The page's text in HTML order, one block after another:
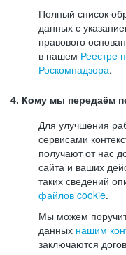
Полный список
данных с
правового
в нашем Реестре
Роскомнадзора.
4. Кому мы передаём
Для улучшения
сервисами
получают от нас
сайта и ваших
таких сведений
файлов cookie.
Мы можем
данных нашим
заключаются